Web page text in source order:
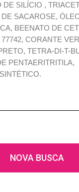
SILÍCIO ,
SACAROSE,
BEENATO DE
CORANTE
TETRA-DI-T-
PENTAERITRITILA,
NOVA BUSCA